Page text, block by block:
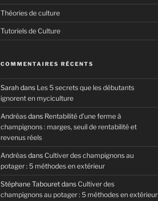
Théories de culture
Tutoriels de Culture
COMMENTAIRES RÉCENTS
Sarahdans Les 5 secrets que les débutants
ignorent en myciculture
Andréasdans Rentabilité d’une ferme à
champignons : marges, seuil de rentabilité et
revenus réels
Andréasdans Cultiver des champignons au
potager : 5 méthodes en extérieur
Stéphane Tabouretdans Cultiver des
champignons au potager : 5 méthodes en extérieur